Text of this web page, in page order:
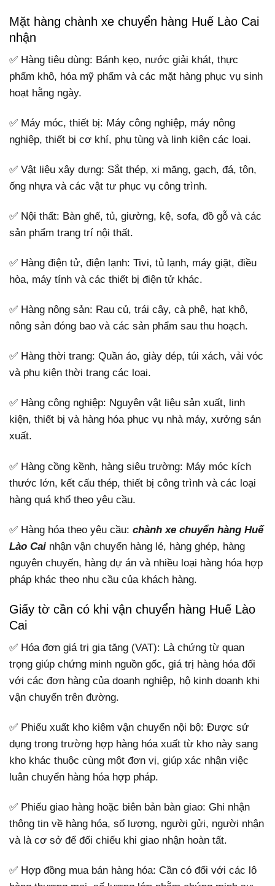
Mặt hàng chành xe chuyển hàng Huế Lào Cai
nhận
✅ Hàng tiêu dùng: Bánh kẹo, nước giải khát, thực
phẩm khô, hóa mỹ phẩm và các mặt hàng phục vụ sinh
hoạt hằng ngày.
✅ Máy móc, thiết bị: Máy công nghiệp, máy nông
nghiệp, thiết bị cơ khí, phụ tùng và linh kiện các loại.
✅ Vật liệu xây dựng: Sắt thép, xi măng, gạch, đá, tôn,
ống nhựa và các vật tư phục vụ công trình.
✅ Nội thất: Bàn ghế, tủ, giường, kệ, sofa, đồ gỗ và các
sản phẩm trang trí nội thất.
✅ Hàng điện tử, điện lạnh: Tivi, tủ lạnh, máy giặt, điều
hòa, máy tính và các thiết bị điện tử khác.
✅ Hàng nông sản: Rau củ, trái cây, cà phê, hạt khô,
nông sản đóng bao và các sản phẩm sau thu hoạch.
✅ Hàng thời trang: Quần áo, giày dép, túi xách, vải vóc
và phụ kiện thời trang các loại.
✅ Hàng công nghiệp: Nguyên vật liệu sản xuất, linh
kiện, thiết bị và hàng hóa phục vụ nhà máy, xưởng sản
xuất.
✅ Hàng cồng kềnh, hàng siêu trường: Máy móc kích
thước lớn, kết cấu thép, thiết bị công trình và các loại
hàng quá khổ theo yêu cầu.
✅ Hàng hóa theo yêu cầu: chành xe chuyển hàng Huế
Lào Cai nhận vận chuyển hàng lẻ, hàng ghép, hàng
nguyên chuyến, hàng dự án và nhiều loại hàng hóa hợp
pháp khác theo nhu cầu của khách hàng.
Giấy tờ cần có khi vận chuyển hàng Huế Lào
Cai
✅ Hóa đơn giá trị gia tăng (VAT): Là chứng từ quan
trọng giúp chứng minh nguồn gốc, giá trị hàng hóa đối
với các đơn hàng của doanh nghiệp, hộ kinh doanh khi
vận chuyển trên đường.
✅ Phiếu xuất kho kiêm vận chuyển nội bộ: Được sử
dụng trong trường hợp hàng hóa xuất từ kho này sang
kho khác thuộc cùng một đơn vị, giúp xác nhận việc
luân chuyển hàng hóa hợp pháp.
✅ Phiếu giao hàng hoặc biên bản bàn giao: Ghi nhận
thông tin về hàng hóa, số lượng, người gửi, người nhận
và là cơ sở để đối chiếu khi giao nhận hoàn tất.
✅ Hợp đồng mua bán hàng hóa: Cần có đối với các lô